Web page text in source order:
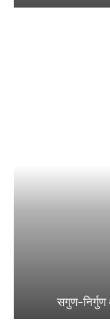
सगुण-निर्गुण